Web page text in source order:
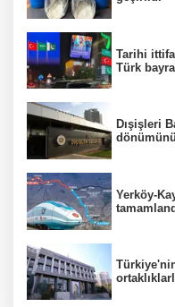
Tarihi
Türk
Dışişleri
Yerköy-